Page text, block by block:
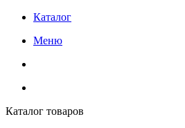
Каталог
Меню
Каталог товаров